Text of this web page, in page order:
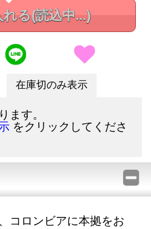
れる(読込中...)
在庫切のみ表示
ます。
をクリックしてくださ
コロンビアに本拠をお